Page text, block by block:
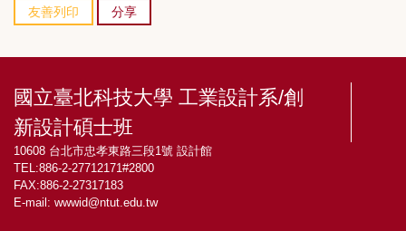
友善列印 分享
國立臺北科技大學 工業設計系/創
新設計碩士班
10608 台北市忠孝東路三段1號 設計館
TEL:886-2-27712171#2800
FAX:886-2-27317183
E-mail: wwwid@ntut.edu.tw